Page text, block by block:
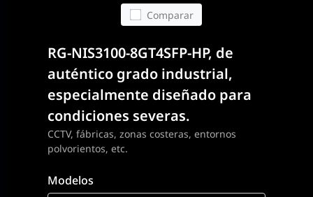
Comparar
RG-NIS3100-8GT4SFP-HP, de
auténtico grado industrial,
especialmente diseñado para
condiciones severas.
CCTV, fábricas, zonas costeras, entornos
polvorientos, etc.
Modelos